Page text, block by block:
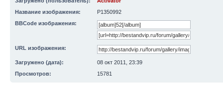
Название изображения:
P1350992
BBCode изображения:
URL изображения:
Загружено (дата):
08 окт 2011, 23:39
Просмотров:
15781